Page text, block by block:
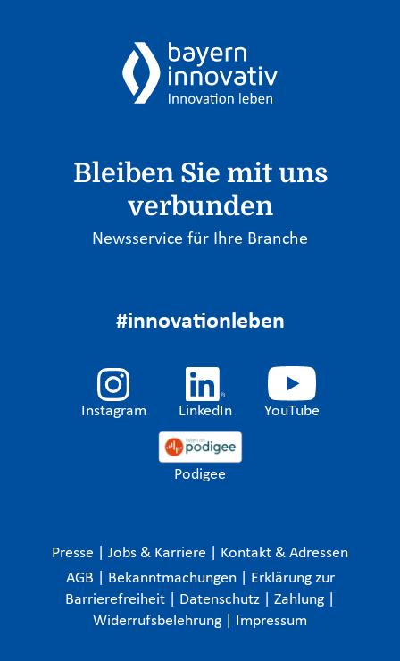
Bleiben Sie mit uns
verbunden
Newsservice für Ihre Branche
#innovationleben
Instagram LinkedIn YouTube
Podigee
Presse Jobs & Karriere
Kontakt & Adressen
AGB
Bekanntmachungen
Erklärung zur
Barrierefreiheit
Datenschutz Zahlung
Widerrufsbelehrung
Impressum